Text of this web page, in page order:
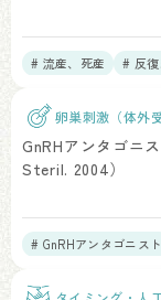
# 流産、死産 # 反復
卵巣刺激（体外
GnRHアンタゴニ
Steril. 2004）
# GnRHアンタゴニスト